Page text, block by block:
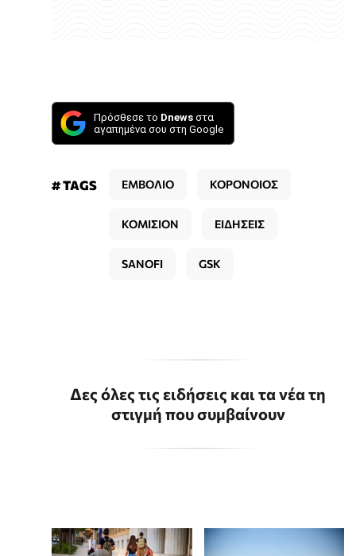
Πρόσθεσε το Dnews στα
αγαπημένα σου στη Google
# TAGS ΕΜΒΟΛΙΟ ΚΟΡΟΝΟΙΟΣ
ΚΟΜΙΣΙΟΝ ΕΙΔΗΣΕΙΣ
SANOFI GSK
Δες όλες τις ειδήσεις και τα νέα τη
στιγμή που συμβαίνουν